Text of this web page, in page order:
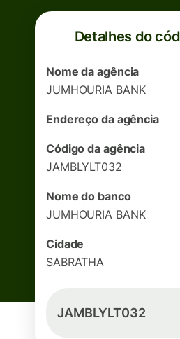
Detalhes do
Nome da agência
JUMHOURIA BANK
Endereço da agência
Código da agência
JAMBLYLT032
Nome do banco
JUMHOURIA BANK
Cidade
SABRATHA
JAMBLYLT032